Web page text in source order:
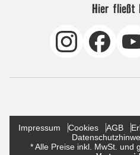
Hier fließt
Impressum Cookies AGB
* Alle Preise inkl. MwSt. und